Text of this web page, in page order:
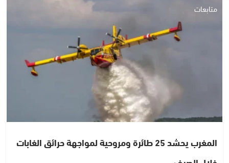
متابعات
المغرب يحشد 25 طائرة ومروحية لمواجهة حرائق الغابات